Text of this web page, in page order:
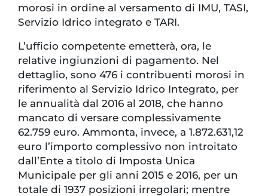
morosi in ordine al versamento di IMU, TASI,
Servizio Idrico integrato e TARI.
L’ufficio competente emetterà, ora, le
relative ingiunzioni di pagamento. Nel
dettaglio, sono 476 i contribuenti morosi in
riferimento al Servizio Idrico Integrato, per
le annualità dal 2016 al 2018, che hanno
mancato di versare complessivamente
62.759 euro. Ammonta, invece, a 1.872.631,12
euro l’importo complessivo non introitato
dall’Ente a titolo di Imposta Unica
Municipale per gli anni 2015 e 2016, per un
totale di 1937 posizioni irregolari; mentre